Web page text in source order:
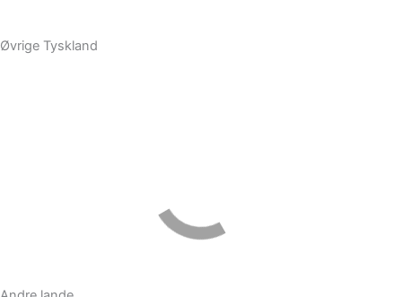
Øvrige Tyskland